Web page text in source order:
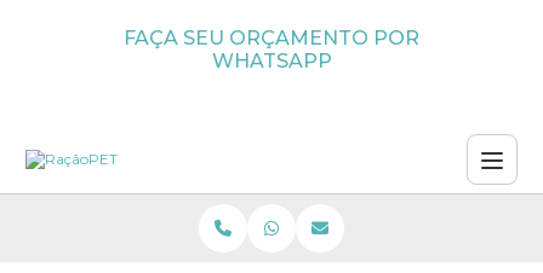
FAÇA SEU ORÇAMENTO POR
WHATSAPP